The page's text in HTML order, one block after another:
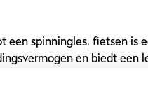
een spinningles, fietsen
en biedt een